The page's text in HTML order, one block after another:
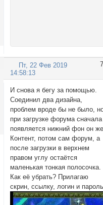
7
Пт, 22 Фев 2019
14:58:13
И снова я бегу за помощью.
Соединил два дизайна,
проблем вроде бы не было,
при загрузке форума сначала
появляется нижний фон он
Контент, потом сам форум, а
после загрузки в верхнем
правом углу остаётся
маленькая тонкая полосочка.
Как её убрать? Прилагаю
скрин, ссылку, логин и